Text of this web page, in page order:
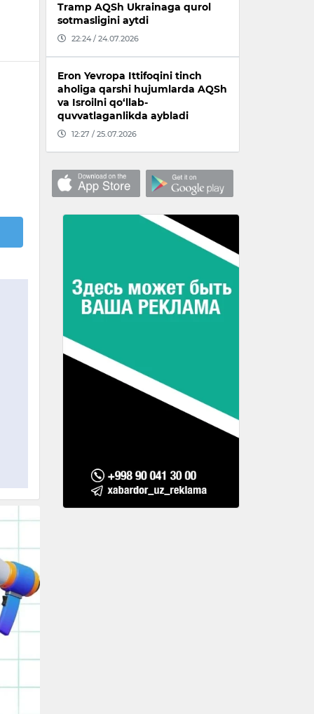
Tramp AQSh Ukrainaga qurol
sotmasligini aytdi
22:24 / 24.07.2026
Eron Yevropa Ittifoqini tinch
aholiga qarshi hujumlarda AQSh
va Isroilni qo‘llab-
quvvatlaganlikda aybladi
12:27 / 25.07.2026